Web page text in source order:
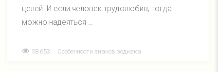
целей. И если человек трудолюбив, тогда
можно надеяться …
58 653 Особенности знаков зодиака